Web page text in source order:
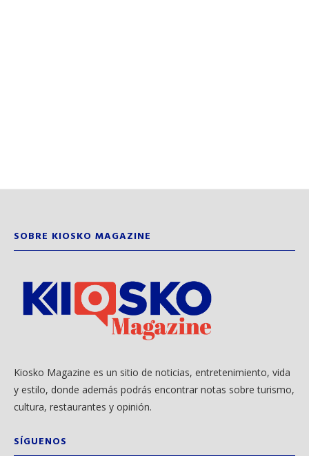
SOBRE KIOSKO MAGAZINE
Kiosko Magazine es un sitio de noticias, entretenimiento, vida
y estilo, donde además podrás encontrar notas sobre turismo,
cultura, restaurantes y opinión.
SÍGUENOS